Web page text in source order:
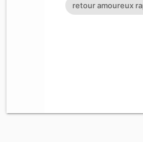
retour amoureux